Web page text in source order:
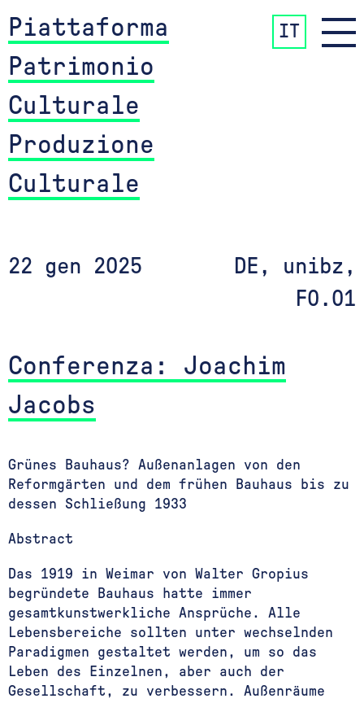
Piattaforma
Patrimonio
Culturale
Produzione
Culturale
IT
22 gen 2025
DE, unibz,
F0.01
Conferenza: Joachim
Jacobs
Grünes Bauhaus? Außenanlagen von den
Reformgärten und dem frühen Bauhaus bis zu
dessen Schließung 1933
Abstract
Das 1919 in Weimar von Walter Gropius
begründete Bauhaus hatte immer
gesamtkunstwerkliche Ansprüche. Alle
Lebensbereiche sollten unter wechselnden
Paradigmen gestaltet werden, um so das
Leben des Einzelnen, aber auch der
Gesellschaft, zu verbessern. Außenräume